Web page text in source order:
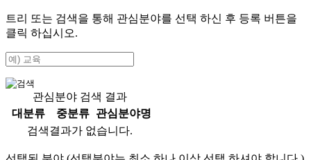
트리 또는 검색을 통해 관심분야를 선택 하신 후 등록 버튼을
클릭 하십시오.
관심분야 검색 결과
대분류
중분류
관심분야명
검색결과가 없습니다.